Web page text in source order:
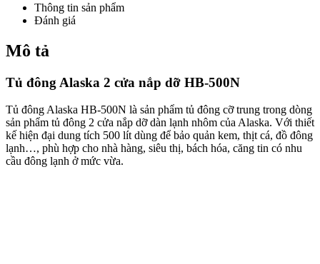
Thông tin sản phẩm
Đánh giá
Mô tả
Tủ đông Alaska 2 cửa nắp dỡ HB-500N
Tủ đông Alaska HB-500N là sản phẩm tủ đông cỡ trung trong dòng
sản phẩm tủ đông 2 cửa nắp dỡ dàn lạnh nhôm của Alaska. Với thiết
kế hiện đại dung tích 500 lít dùng để bảo quản kem, thịt cá, đồ đông
lạnh…, phù hợp cho nhà hàng, siêu thị, bách hóa, căng tin có nhu
cầu đông lạnh ở mức vừa.